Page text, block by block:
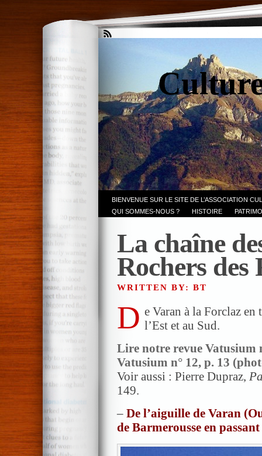
BIENVENUE SUR LE SITE DE L’ASSOCIATION
QUI SOMMES-NOUS ?
HISTOIRE
La chaîne
Rochers des
WRITTEN BY: BT
D e Varan à la Forclaz en
l’Est et au Sud.
Lire notre revue Vatusium
Vatusium n° 12, p. 13
Voir aussi : Pierre Dupraz,
149.
– De l’aiguille de Varan
de Barmerousse en